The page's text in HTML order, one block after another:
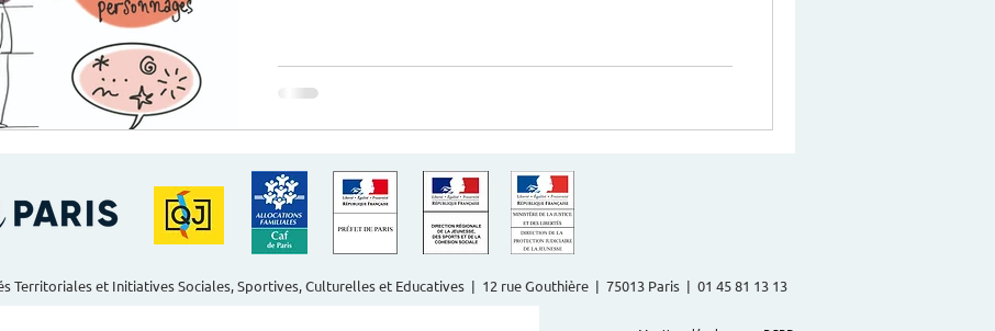
Territoriales et Initiatives Sociales, Sportives, Culturelles et Educatives | 12 rue Gouthière | 75013 Paris | 01 45 81 13 13